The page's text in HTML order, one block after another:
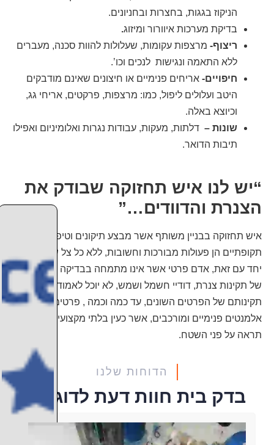
הניקוז בגגות, בחצרות ובחניונים.
בדיקת מערכות איוורור ומיזוג.
ריצוף- מרצפות עקומות, שעלולות להוות סכנה, מעברים
ללא התאמה ונגישות לנכים וכו’.
חיפויים- אריחים פנימיים או חיצונים שאינם מודבקים
היטב ועלולים ליפול, כמו: מרצפות, פרקטים, אריחי גג,
וכיוצא באלה.
שונות – דלתות, מעקות, עבודות נגרות ואלומיניום ואפילו
תיבות הדואר.
“יש לנו איש תחזוקה שבודק את
הצנרת והדוודים…”
איש תחזוקה בבניין משותף אשר מבצע תיקונים וטיפולים
תקופתיים הן פעולות מבורכות וחשובות, ללא כל צל של ספק.
יחד עם זאת, אדם פרטי אשר אינו מתמחה בבדיקה מקצועית
של תקינות צנרת, דודיי חשמל ושמש, לא יוכל לאמוד את מצב
תקינותם של הפרטים השונים, עד כמה וכמה , פרטים הכוללים
אלמנטים פנימיים ומורכבים, אשר כעין בלתי מקצועית לא
תראה על פני השטח.
הדוחות שלנו
בדק בית חוות דעת לדוגמא